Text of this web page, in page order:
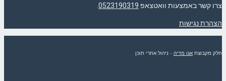
צרו קשר באמצעות וואטצאפ 0523190319
.
הצהרת נגישות
חלק מקבוצת אגו מדיה - ניהול אתרי תוכן